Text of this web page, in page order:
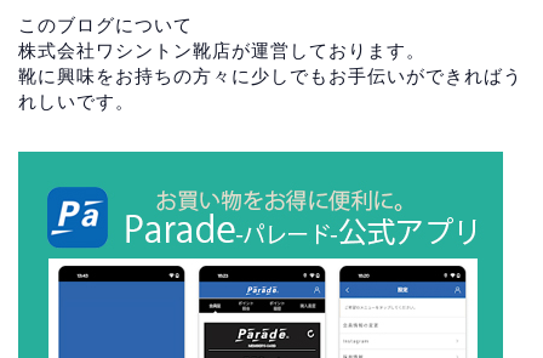
このブログについて
株式会社ワシントン靴店が運営しております。
靴に興味をお持ちの方々に少しでもお手伝いができればう
れしいです。